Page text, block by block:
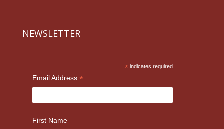
NEWSLETTER
* indicates required
Email Address *
First Name